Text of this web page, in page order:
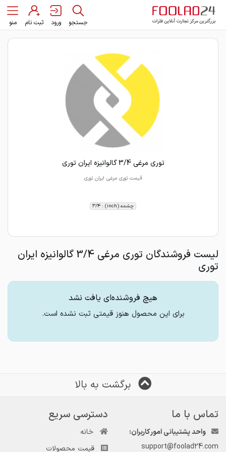
جستجو ورود ثبت نام منو
توری مرغی 3/4 گالوانیزه ایران توری
قیمت توری مرغی ایران توری
چشمه (inch) : 3/4
لیست فروشندگان توری مرغی 3/4 گالوانیزه ایران
توری
هیچ فروشنده‌ای یافت نشد
برای این محصول هنوز قیمتی ثبت نشده است.
برگشت به بالا
تماس با ما
واحد پشتیبانی امور کاربران:
support@foolad24.com
دسترسی سریع
خانه
قیمت محصولات